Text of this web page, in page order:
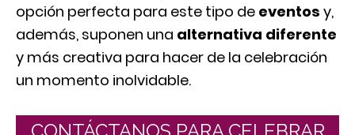
opción perfecta para este tipo de eventos y,
además, suponen una alternativa diferente
y más creativa para hacer de la celebración
un momento inolvidable.
CONTÁCTANOS PARA CELEBRAR